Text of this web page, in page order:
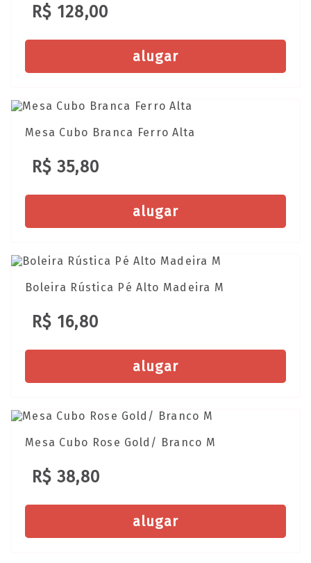
R$ 128,00
alugar
Mesa Cubo Branca Ferro Alta
R$ 35,80
alugar
Boleira Rústica Pé Alto Madeira M
R$ 16,80
alugar
Mesa Cubo Rose Gold/ Branco M
R$ 38,80
alugar